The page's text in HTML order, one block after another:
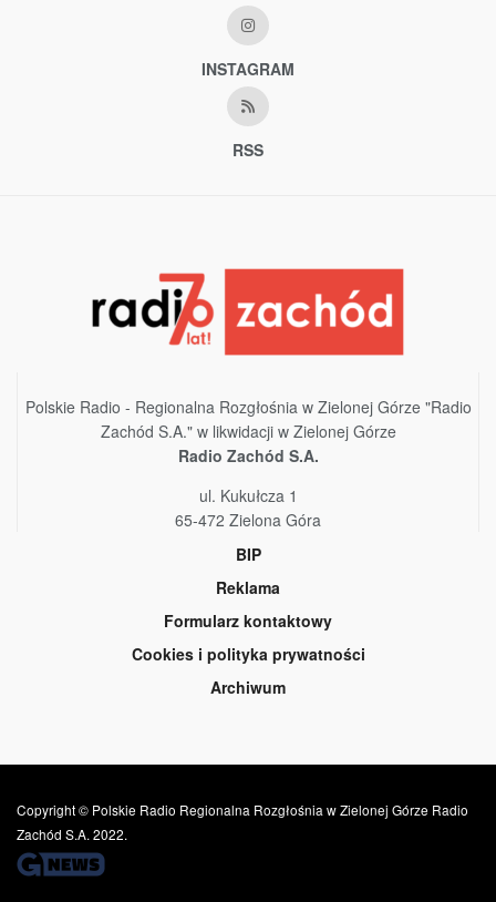
INSTAGRAM
RSS
Polskie Radio - Regionalna Rozgłośnia w Zielonej Górze "Radio
Zachód S.A." w likwidacji w Zielonej Górze
Radio Zachód S.A.
ul. Kukułcza 1
65-472 Zielona Góra
BIP
Reklama
Formularz kontaktowy
Cookies i polityka prywatności
Archiwum
Copyright © Polskie Radio Regionalna Rozgłośnia w Zielonej Górze Radio
Zachód S.A. 2022.